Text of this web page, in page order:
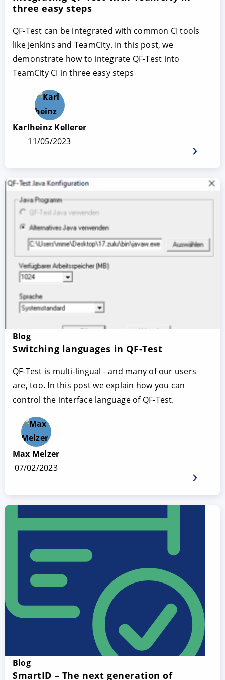
three easy steps
QF-Test can be integrated with common CI tools
like Jenkins and TeamCity. In this post, we
demonstrate how to integrate QF-Test into
TeamCity CI in three easy steps
Karlheinz Kellerer
11/05/2023
Blog
Switching languages in QF-Test
QF-Test is multi-lingual - and many of our users
are, too. In this post we explain how you can
control the interface language of QF-Test.
Max Melzer
07/02/2023
Blog
SmartID – The next generation of